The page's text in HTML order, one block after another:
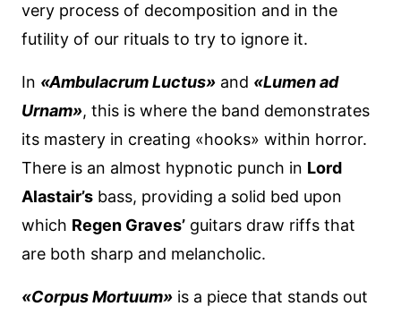
very process of decomposition and in the
futility of our rituals to try to ignore it.
In «Ambulacrum Luctus» and «Lumen ad
Urnam», this is where the band demonstrates
its mastery in creating «hooks» within horror.
There is an almost hypnotic punch in Lord
Alastair’s bass, providing a solid bed upon
which Regen Graves’ guitars draw riffs that
are both sharp and melancholic.
«Corpus Mortuum» is a piece that stands out